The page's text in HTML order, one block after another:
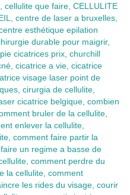
cellulite que faire, CELLULITE
centre de laser a bruxelles,
esthétique epilation
durable pour maigrir,
cicatrices prix, churchill
cicatrice a vie, cicatrice
visage laser point de
cirurgia de cellulite,
cicatrice belgique, combien
bruler de la cellulite,
enlever la cellulite,
comment faire partir la
un regime a basse de
comment perdre du
la cellulite, comment
les rides du visage, courir